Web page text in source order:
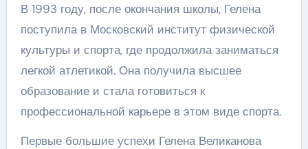
В 1993 году, после окончания школы, Гелена
поступила в Московский институт физической
культуры и спорта, где продолжила заниматься
легкой атлетикой. Она получила высшее
образование и стала готовиться к
профессиональной карьере в этом виде спорта.
Первые большие успехи Гелена Великанова